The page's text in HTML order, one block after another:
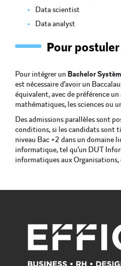
Data scientist
Data analyst
Pour postuler
Pour intégrer un Bachelor
est nécessaire d’avoir un
équivalent, avec de préférence
mathématiques, les sciences ou
Des admissions parallèles sont
conditions, si les candidats sont
niveau Bac +2 dans un domaine
informatique, tel qu’un DUT
informatiques aux Organisations,